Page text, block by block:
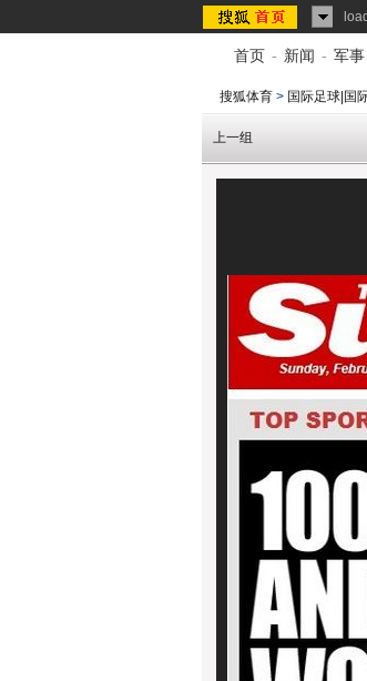
首页 - 新闻 - 军事
搜狐体育 > 国际足球|国
上一组